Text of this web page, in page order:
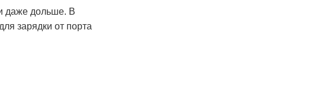
даже дольше. В
зарядки от порта